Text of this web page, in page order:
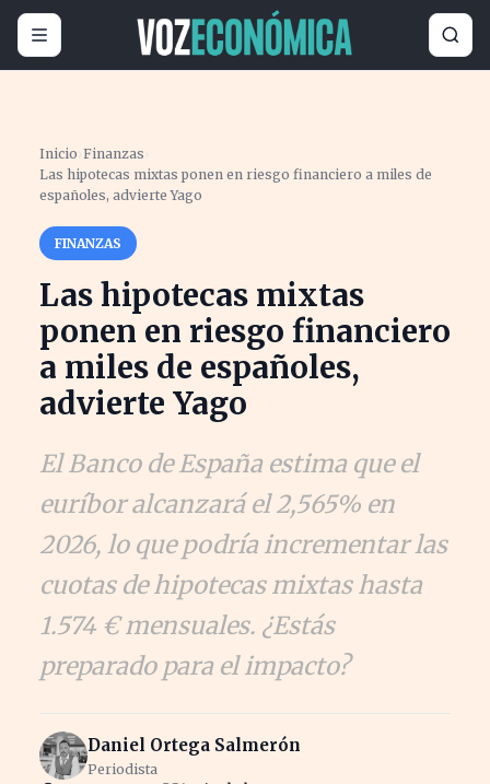
Inicio ›Finanzas ›
Las hipotecas mixtas ponen en riesgo financiero a miles de
españoles, advierte Yago
FINANZAS
Las hipotecas mixtas
ponen en riesgo financiero
a miles de españoles,
advierte Yago
El Banco de España estima que el
euríbor alcanzará el 2,565% en
2026, lo que podría incrementar las
cuotas de hipotecas mixtas hasta
1.574 € mensuales. ¿Estás
preparado para el impacto?
Daniel Ortega Salmerón
Periodista